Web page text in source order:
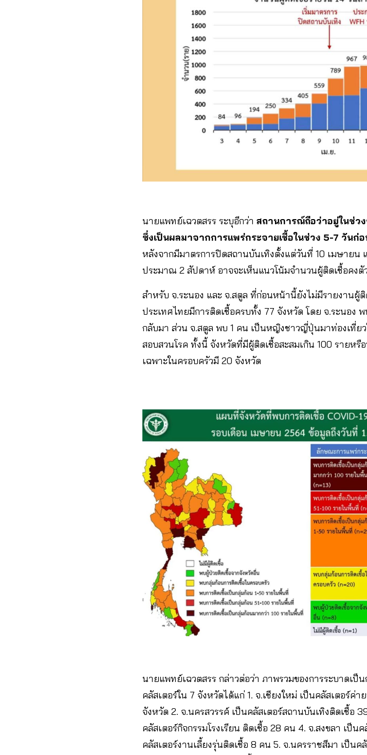
นายแพทย์เฉวตสรร ระบุอีกว่า สถานการณ์ถือว่าอยู่ในช่ว
ซึ่งเป็นผลมาจากการแพร่กระจายเชื้อในช่วง 5-7 วันก่
หลังจากมีมาตรการปิดสถานบันเทิงตั้งแต่วันที่ 10 เมษายน
ประมาณ 2 สัปดาห์ อาจจะเห็นแนวโน้มจำนวนผู้ติดเชื้อคงตั
สำหรับ จ.ระนอง และ จ.สตูล ที่ก่อนหน้านี้ยังไม่มีรายงานผู้
ประเทศไทยมีการติดเชื้อครบทั้ง 77 จังหวัด โดย จ.ระนอง
กลับมา ส่วน จ.สตูล พบ 1 คน เป็นหญิงชาวญี่ปุ่นมาท่องเที่ย
สอบสวนโรค ทั้งนี้ จังหวัดที่มีผู้ติดเชื้อสะสมเกิน 100 รายห
เฉพาะในครอบครัวมี 20 จังหวัด
นายแพทย์เฉวตสรร กล่าวต่อว่า ภาพรวมของการระบาดเ
คลัสเตอร์ใน 7 จังหวัดได้แก่ 1. จ.เชียงใหม่ เป็นคลัสเตอร์ค่
จังหวัด 2. จ.นครสวรรค์ เป็นคลัสเตอร์สถานบันเทิงติดเชื้อ
คลัสเตอร์กิจกรรมโรงเรียน ติดเชื้อ 28 คน 4. จ.สงขลา เป็
คลัสเตอร์งานเลี้ยงรุ่นติดเชื้อ 8 คน 5. จ.นครราชสีมา เป็น